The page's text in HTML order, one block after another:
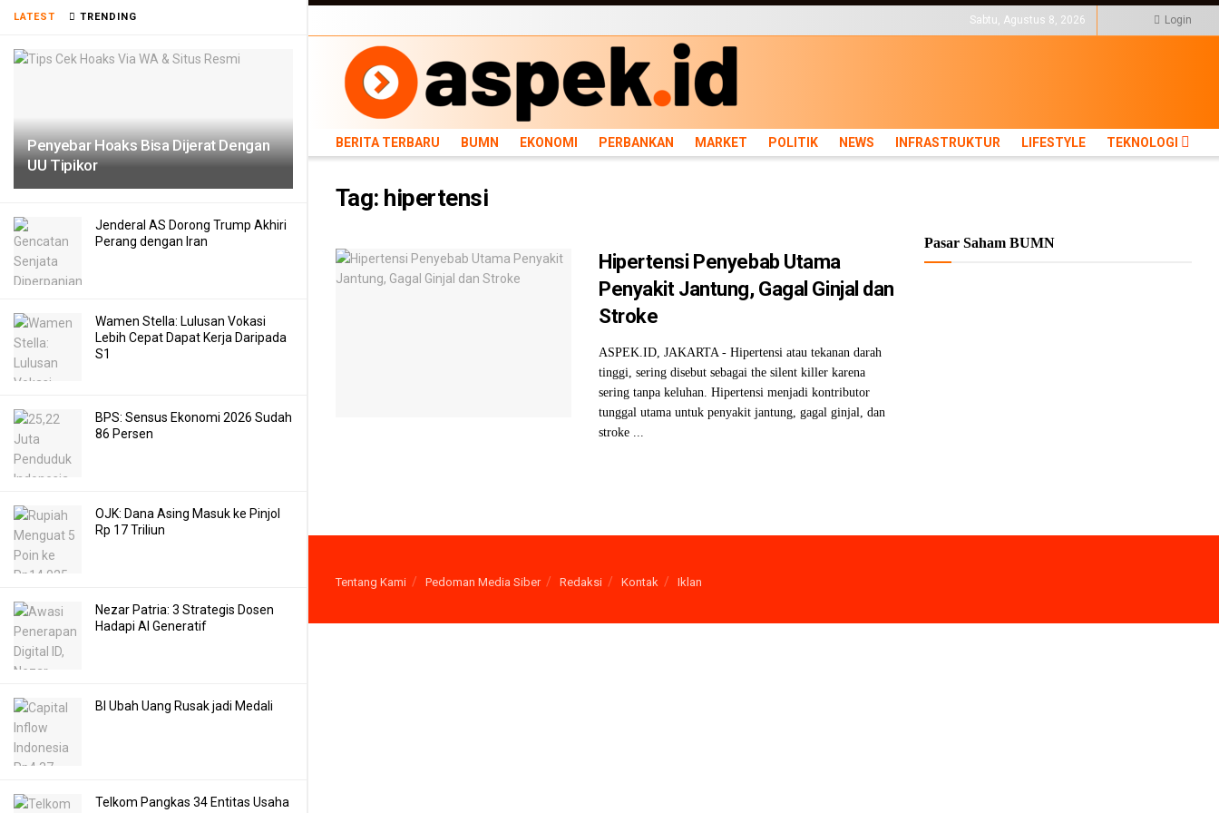
LATEST TRENDING
Penyebar Hoaks Bisa Dijerat Dengan
UU Tipikor
Jenderal AS Dorong Trump Akhiri
Perang dengan Iran
Wamen Stella: Lulusan Vokasi
Lebih Cepat Dapat Kerja Daripada
S1
BPS: Sensus Ekonomi 2026 Sudah
86 Persen
OJK: Dana Asing Masuk ke Pinjol
Rp 17 Triliun
Nezar Patria: 3 Strategis Dosen
Hadapi AI Generatif
BI Ubah Uang Rusak jadi Medali
Telkom Pangkas 34 Entitas Usaha
Sabtu, Agustus 8, 2026 Login
BERITA TERBARU BUMN EKONOMI PERBANKAN MARKET POLITIK NEWS INFRASTRUKTUR LIFESTYLE TEKNOLOGI
Tag: hipertensi
Hipertensi Penyebab Utama
Penyakit Jantung, Gagal Ginjal dan
Stroke
ASPEK.ID, JAKARTA - Hipertensi atau tekanan darah
tinggi, sering disebut sebagai the silent killer karena
sering tanpa keluhan. Hipertensi menjadi kontributor
tunggal utama untuk penyakit jantung, gagal ginjal, dan
stroke ...
Pasar Saham BUMN
Tentang Kami Pedoman Media Siber Redaksi Kontak Iklan